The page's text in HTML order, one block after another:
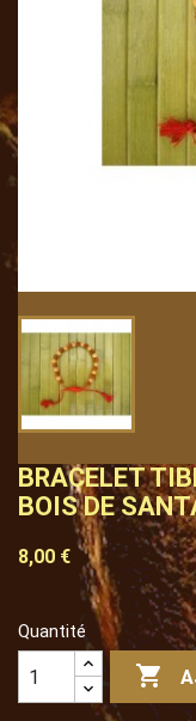
BRACELET
BOIS DE
8,00 €
Quantité
